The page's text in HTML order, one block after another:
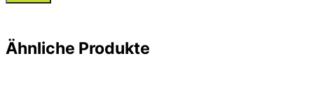
Ähnliche Produkte